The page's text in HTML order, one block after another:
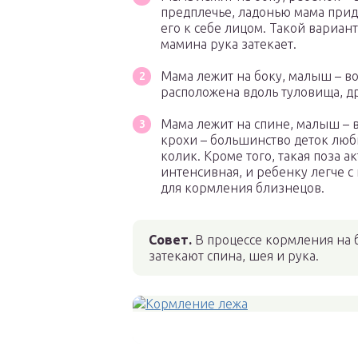
предплечье, ладонью мама
его к себе лицом. Такой
мамина рука затекает.
Мама лежит на боку, малыш –
расположена вдоль туловища,
Мама лежит на спине, малыш –
крохи – большинство деток
колик. Кроме того, такая поза
интенсивная, и ребенку легче
для кормления близнецов.
Совет. В процессе кормления на
затекают спина, шея и рука.